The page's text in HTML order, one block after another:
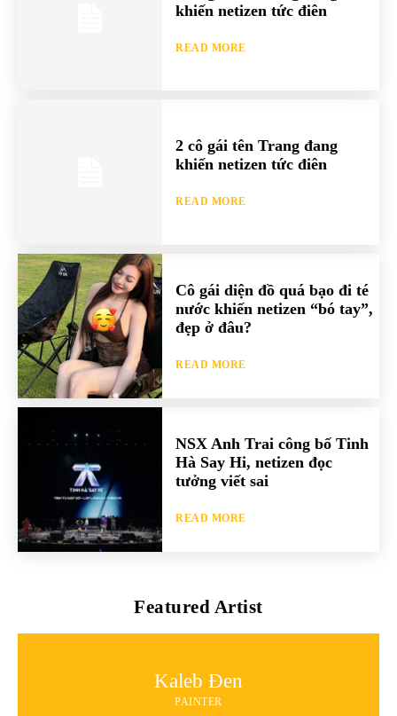
khiến netizen tức điên
READ MORE
2 cô gái tên Trang đang
khiến netizen tức điên
READ MORE
Cô gái diện đồ quá bạo đi té
nước khiến netizen “bó tay”,
đẹp ở đâu?
READ MORE
NSX Anh Trai công bố Tinh
Hà Say Hi, netizen đọc
tưởng viết sai
READ MORE
Featured Artist
Kaleb Đen
PAINTER